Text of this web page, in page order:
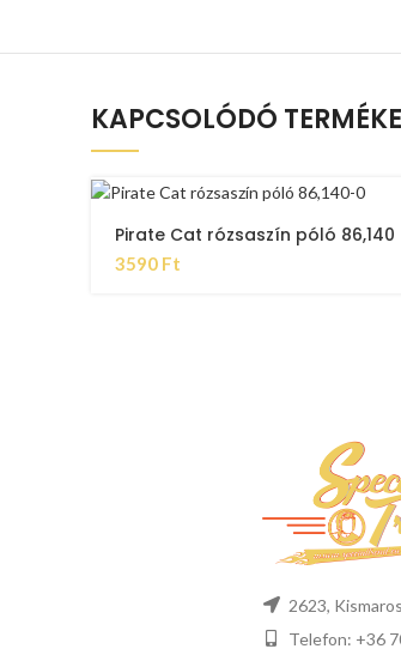
KAPCSOLÓDÓ
Pirate Cat rózsaszín póló 86,140
3590 Ft
2623,
Telefon: +36